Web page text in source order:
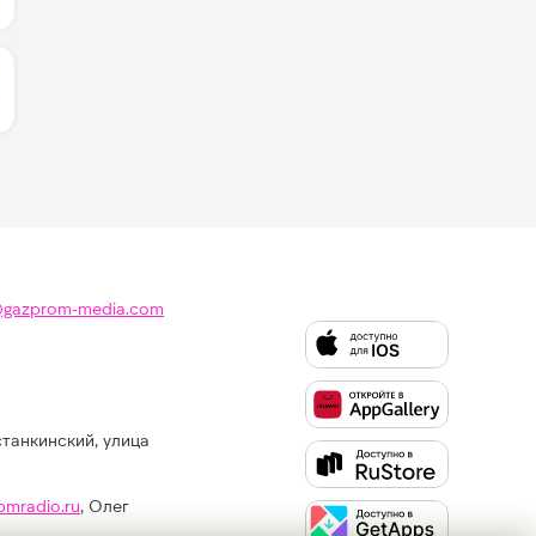
ЛАЙКОВ ЗА "I DON'T WANNA WAIT - DAVID
media.com
улица
, Олег